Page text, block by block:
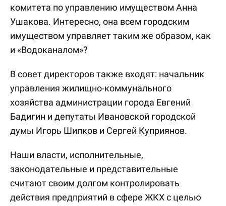
комитета по управлению имуществом Анна
Ушакова. Интересно, она всем городским
имуществом управляет таким же образом, как
и «Водоканалом»?
В совет директоров также входят: начальник
управления жилищно-коммунального
хозяйства администрации города Евгений
Бадигин и депутаты Ивановской городской
думы Игорь Шипков и Сергей Куприянов.
Наши власти, исполнительные,
законодательные и представительные
считают своим долгом контролировать
действия предприятий в сфере ЖКХ с целью